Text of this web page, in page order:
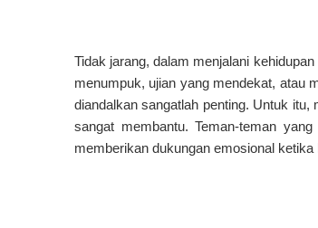
Tidak jarang, dalam menjalani
menumpuk, ujian yang mendekat, atau
diandalkan sangatlah penting. Untuk
sangat membantu. Teman-teman
memberikan dukungan emosional